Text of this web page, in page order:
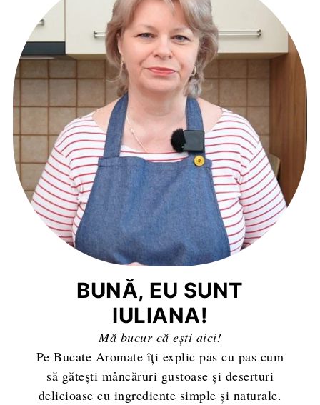
BUNĂ, EU SUNT
IULIANA!
Mă bucur că ești aici!
Pe Bucate Aromate îți explic pas cu pas cum
să gătești mâncăruri gustoase și deserturi
delicioase cu ingrediente simple și naturale.